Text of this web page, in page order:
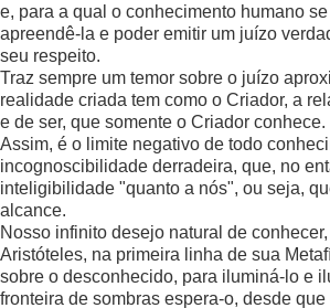
e, para a qual o conhecimento humano
apreendê-la e poder emitir um juízo
seu respeito.
Traz sempre um temor sobre o juízo
realidade criada tem como o Criador, a
e de ser, que somente o Criador conhece.
Assim, é o limite negativo de todo
incognoscibilidade derradeira, que, no
inteligibilidade "quanto a nós", ou seja,
alcance.
Nosso infinito desejo natural de
Aristóteles, na primeira linha de sua
sobre o desconhecido, para iluminá-lo e
fronteira de sombras espera-o, desde